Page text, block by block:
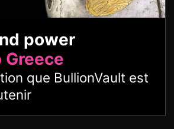
power
Greece
que BullionVault est